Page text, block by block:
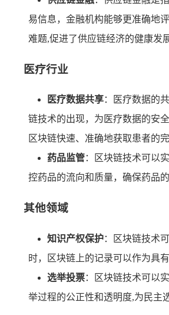
易信息，金融机构能够更准确地
难题,促进了供应链经济的健康发展
医疗行业
医疗数据共享：医疗数据的
链技术的出现，为医疗数据的安
区块链快速、准确地获取患者的
药品监管：区块链技术可以
控药品的流向和质量，确保药品
其他领域
知识产权保护：区块链技术
时，区块链上的记录可以作为具
选举投票：区块链技术可以
举过程的公正性和透明度,为民主